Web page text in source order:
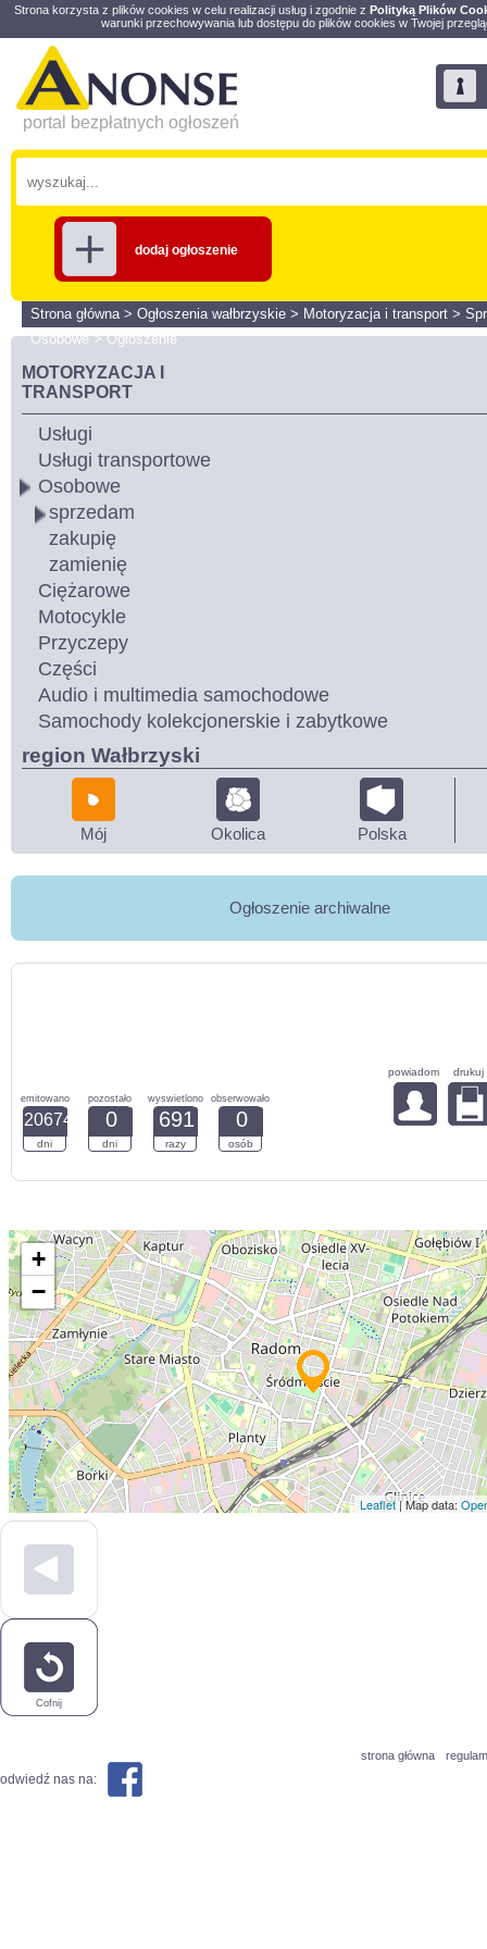
Strona korzysta z plików cookies w celu realizacji usług i zgodnie z Polityką Plików
warunki przechowywania lub dostępu do plików cookies w Twojej
portal bezpłatnych ogłoszeń
dodaj ogłoszenie
Strona główna> Ogłoszenia wałbrzyskie > Motoryzacja i transport >
Osobowe>Ogłoszenie
MOTORYZACJA I
TRANSPORT
Usługi
Usługi transportowe
Osobowe
sprzedam
zakupię
zamienię
Ciężarowe
Motocykle
Przyczepy
Części
Audio i multimedia samochodowe
Samochody kolekcjonerskie i zabytkowe
region Wałbrzyski
Mój Okolica Polska
Ogłoszenie archiwalne
emitowano
20674
dni
pozostało
0
dni
wyswietlono
691
razy
obserwowało
0
osób
powiadom drukuj
+
−
Leaflet| Map data:
Cofnij
strona główna
odwiedź nas na: